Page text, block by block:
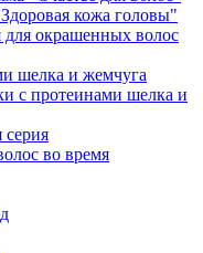
кожа головы"
для окрашенных волос
шелка и жемчуга
с протеинами шелка и
серия
во время